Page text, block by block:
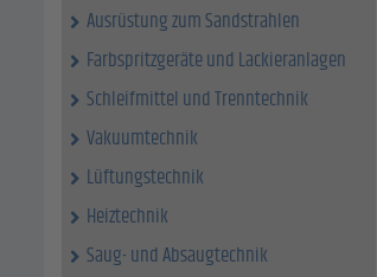
Ausrüstung zum Sandstrahlen
Farbspritzgeräte und Lackieranlagen
Schleifmittel und Trenntechnik
Vakuumtechnik
Lüftungstechnik
Heiztechnik
Saug- und Absaugtechnik